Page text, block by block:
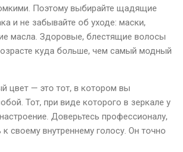
Поэтому выбирайте щадящие
и не забывайте об уходе: маски,
масла. Здоровые, блестящие волосы
куда больше, чем самый модный
цвет — это тот, в котором вы
Тот, при виде которого в зеркале у
Доверьтесь профессионалу,
своему внутреннему голосу. Он точно